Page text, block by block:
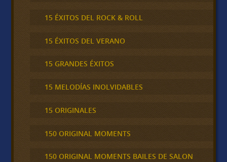
15 ÉXITOS DEL ROCK & ROLL
15 ÉXITOS DEL VERANO
15 GRANDES ÉXITOS
15 MELODÍAS INOLVIDABLES
15 ORIGINALES
150 ORIGINAL MOMENTS
150 ORIGINAL MOMENTS BAILES DE SALON